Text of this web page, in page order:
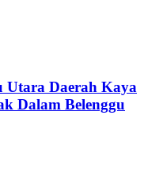
Utara Daerah Kaya
Dalam Belenggu